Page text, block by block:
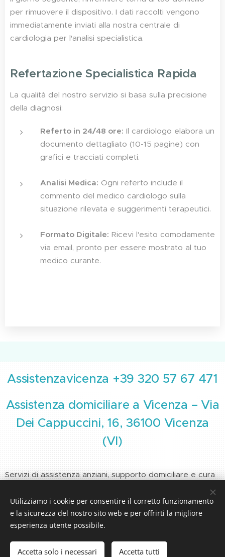
per rimuovere il dispositivo. I dati raccolti vengono
immediatamente inviati alla nostra centrale di
cardiologia per l'analisi specialistica.
Refertazione Specialistica Rapida
La qualità del nostro servizio si basa sulla precisione
della diagnosi:
Referto in 24/48 ore: Il cardiologo elabora un
documento dettagliato (10-15 pagine) con
grafici e tracciati completi.
Analisi Medica: Ogni referto include il
commento del medico cardiologo sulla
situazione rilevata e suggerimenti terapeutici.
Formato Digitale: Ricevi l'esito comodamente
via email, pronto per essere mostrato al tuo
medico curante.
Assistenzavicenza +39 320 57 67 471
Assistenza domiciliare a Vicenza – Via
Dei Cappuccini, 16, 36100 Vicenza
(VI)
Servizi di assistenza anziani, supporto domiciliare e cura
personalizzati e professionali.
CONTATTI Cookies
Utilizziamo i cookie per consentire il corretto funzionamento
e la sicurezza del nostro sito web e per offrirti la migliore
esperienza utente possibile.
Accetta solo i necessari Accetta tutti